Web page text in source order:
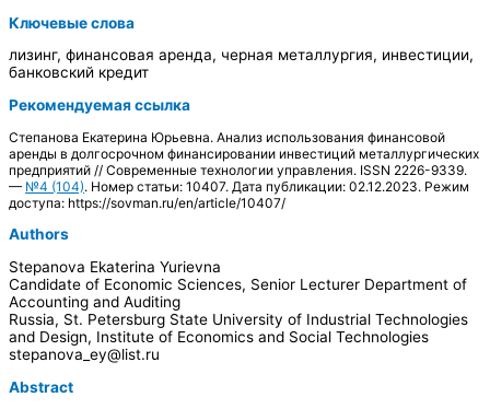
Ключевые слова
лизинг, финансовая аренда, черная металлургия, инвестиции,
банковский кредит
Рекомендуемая ссылка
Степанова Екатерина Юрьевна. Анализ использования финансовой
аренды в долгосрочном финансировании инвестиций металлургических
предприятий // Современные технологии управления. ISSN 2226-9339.
— №4 (104). Номер статьи: 10407. Дата публикации: 02.12.2023. Режим
доступа: https://sovman.ru/en/article/10407/
Authors
Stepanova Ekaterina Yurievna
Candidate of Economic Sciences, Senior Lecturer Department of
Accounting and Auditing
Russia, St. Petersburg State University of Industrial Technologies
and Design, Institute of Economics and Social Technologies
stepanova_ey@list.ru
Abstract